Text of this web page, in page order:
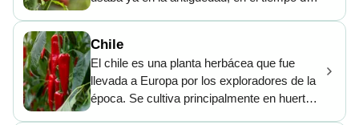
inicio que era una planta tóxica, por eso se
usaba tan solo como planta ornamental.
Chile
El chile es una planta herbácea que fue
llevada a Europa por los exploradores de la
época. Se cultiva principalmente en huertos